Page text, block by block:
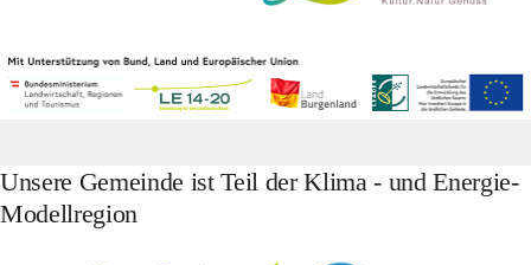
Unsere Gemeinde ist Teil der Klima - und Energie-
Modellregion